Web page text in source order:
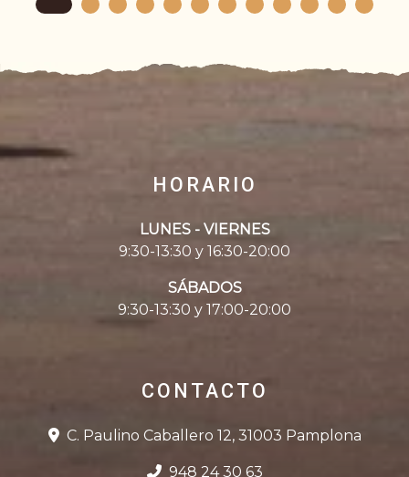
HORARIO
LUNES - VIERNES
9:30-13:30 y 16:30-20:00
SÁBADOS
9:30-13:30 y 17:00-20:00
CONTACTO
C. Paulino Caballero 12, 31003 Pamplona
948 24 30 63